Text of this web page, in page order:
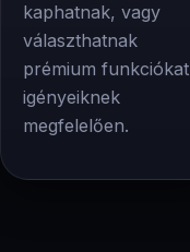
kaphatnak, vagy
választhatnak
prémium funkciókat
igényeiknek
megfelelően.